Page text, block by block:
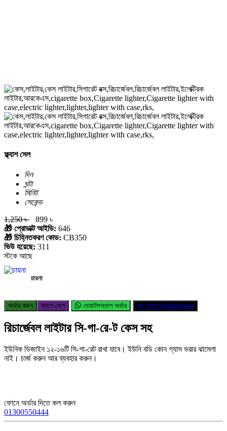
ফ্ল্যাশ সেল
দিন
ঘন্টা
মিনিট
সেকেন্ড
1,250 ৳
899 ৳
🎁 প্রোডাক্ট আইডি: 646
🎁 চিহ্নিতকরণ কোড: CB350
ভিউ হয়েছে: 311
স্টকে আছে
চায়না
অর্ডার করুন ব্যাগে যোগ হোয়াটসঅ্যাপ অর্ডার কল অর্ডার 01300550444
রিচার্জেবল লাইটার সি-গা-রে-ট কেস সহ
ইউনিক ডিজাইন ১২-১৬টি সি-গা-রেট রাখা যাবে। ইউনি বডি কোন গ্যাস ভরার ঝামেলা
নাই। চার্জ করুন আর ব্যবহার করুন।
ফোনে অর্ডার দিতে কল করুন
01300550444